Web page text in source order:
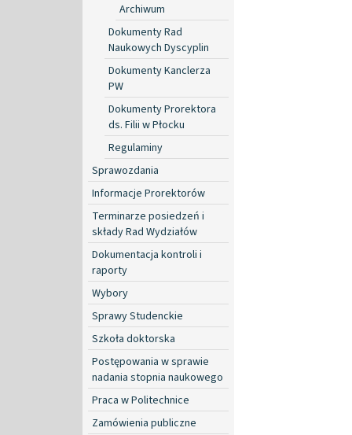
Archiwum
Dokumenty Rad
Naukowych Dyscyplin
Dokumenty Kanclerza
PW
Dokumenty Prorektora
ds. Filii w Płocku
Regulaminy
Sprawozdania
Informacje Prorektorów
Terminarze posiedzeń i
składy Rad Wydziałów
Dokumentacja kontroli i
raporty
Wybory
Sprawy Studenckie
Szkoła doktorska
Postępowania w sprawie
nadania stopnia naukowego
Praca w Politechnice
Zamówienia publiczne